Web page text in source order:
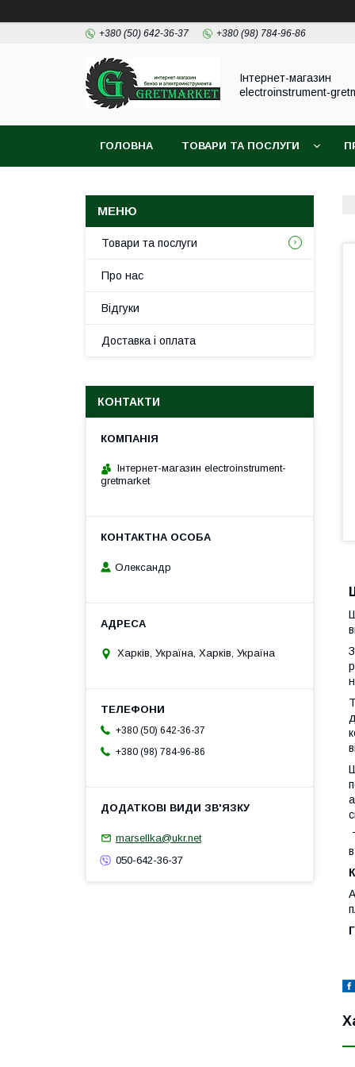
+380 (50) 642-36-37 +380 (98) 784-96-86
Інтернет-магазин
electroinstrument-
ГОЛОВНА ТОВАРИ ТА ПОСЛУГИ
Товари та послуги
Про нас
Відгуки
Доставка і оплата
КОНТАКТИ
Інтернет-магазин electroinstrument-
gretmarket
Олександр
Харків, Україна, Харків, Україна
+380 (50) 642-36-37
+380 (98) 784-96-86
marsellka@ukr.net
050-642-36-37